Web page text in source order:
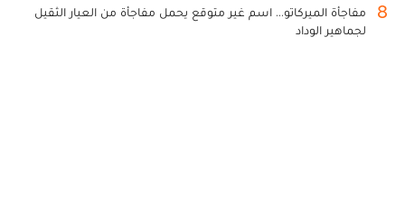
8
مفاجأة الميركاتو... اسم غير متوقع يحمل مفاجأة من العيار الثقيل
لجماهير الوداد